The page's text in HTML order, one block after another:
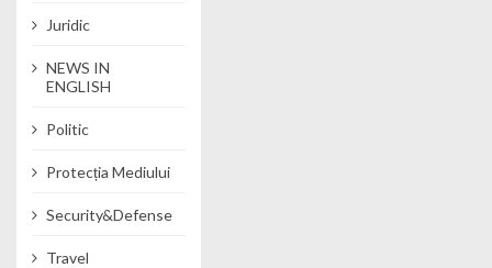
Juridic
NEWS IN
ENGLISH
Politic
Protecția Mediului
Security&Defense
Travel